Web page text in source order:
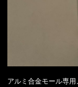
アルミ合金モール専